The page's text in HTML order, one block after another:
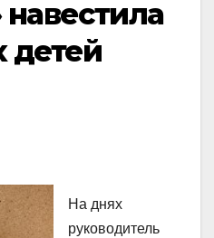
детей
На днях
руководитель